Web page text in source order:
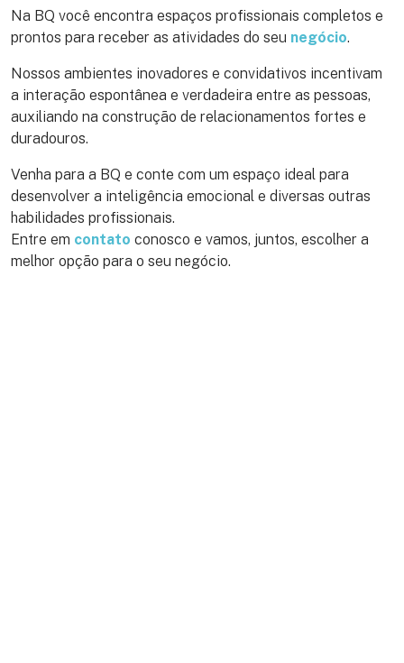
Na BQ você encontra espaços profissionais completos e
prontos para receber as atividades do seu negócio.
Nossos ambientes inovadores e convidativos incentivam
a interação espontânea e verdadeira entre as pessoas,
auxiliando na construção de relacionamentos fortes e
duradouros.
Venha para a BQ e conte com um espaço ideal para
desenvolver a inteligência emocional e diversas outras
habilidades profissionais.
Entre em contato conosco e vamos, juntos, escolher a
melhor opção para o seu negócio.